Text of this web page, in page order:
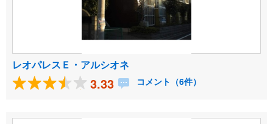
レオパレスＥ・アルシオネ
3.33 コメント（6件）